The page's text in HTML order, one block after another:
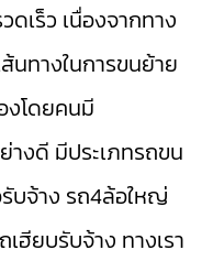
ดเร็ว เนื่องจากทาง
นทางในการขนย้าย
งโดยคนมี
างดี มีประเภทรถขน
บจ้าง รถ4ล้อใหญ่
ฮียบรับจ้าง ทางเรา